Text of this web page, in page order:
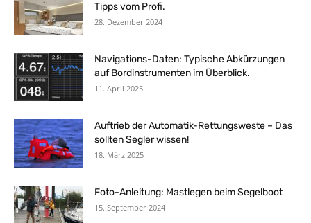
Tipps vom Profi.
28. Dezember 2024
Navigations-Daten: Typische Abkürzungen
auf Bordinstrumenten im Überblick.
11. April 2025
Auftrieb der Automatik-Rettungsweste – Das
sollten Segler wissen!
18. März 2025
Foto-Anleitung: Mastlegen beim Segelboot
15. September 2024